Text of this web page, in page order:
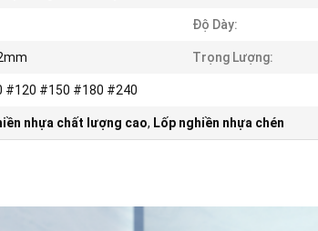
Độ Dày:
Trọng Lượng:
#120 #150 #180 #240
nhựa chất lượng cao, Lốp nghiền nhựa chén